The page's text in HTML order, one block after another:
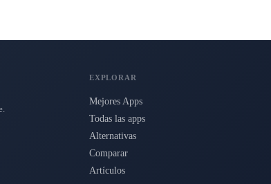
EXPLORAR
Mejores Apps
Todas las apps
Alternativas
Comparar
Artículos